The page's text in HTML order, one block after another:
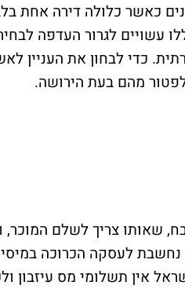
כאשר כלולה דירה אחת
עשויים לגרור העדפה
כדי לבחון את העניין
מהם בעת הירושה.
שאותו צריך לשלם המוכר,
לעסקה הכרוכה במיסי
אין תשלומי מס עיזבון